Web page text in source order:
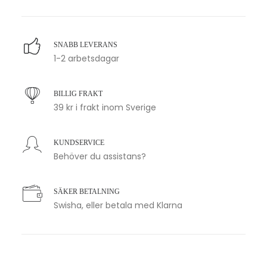
SNABB LEVERANS
1-2 arbetsdagar
BILLIG FRAKT
39 kr i frakt inom Sverige
KUNDSERVICE
Behöver du assistans?
SÄKER BETALNING
Swisha, eller betala med Klarna